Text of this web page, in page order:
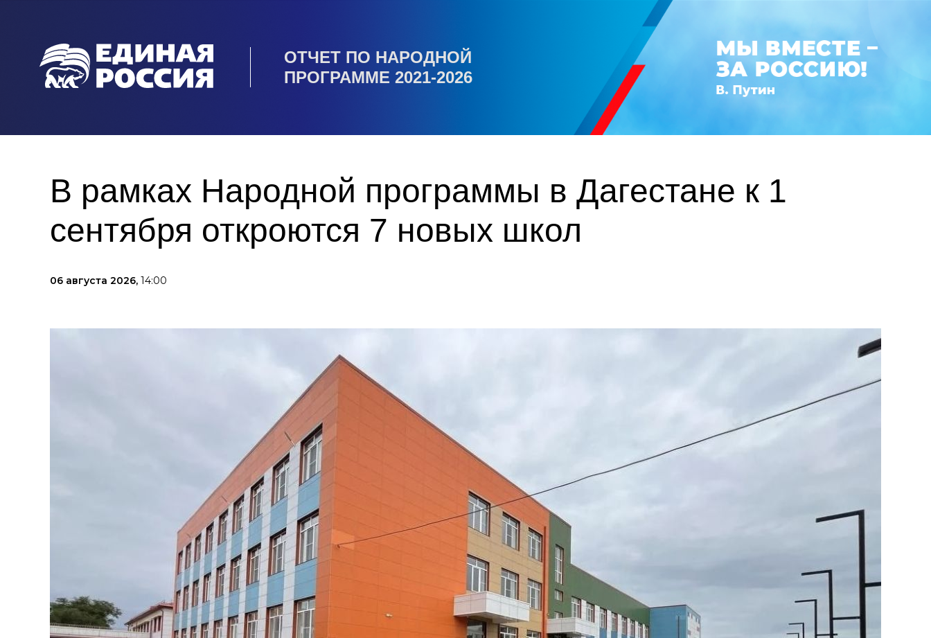
ОТЧЕТ ПО НАРОДНОЙ
ПРОГРАММЕ 2021-2026
В рамках Народной программы в Дагестане к 1
сентября откроются 7 новых школ
06 августа 2026, 14:00